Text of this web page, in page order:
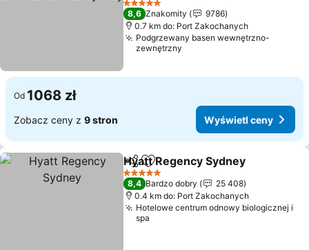
5 Kategoria
8,6 Znakomity
9786
0.7 km do: Port Zakochanych
Podgrzewany basen wewnętrzno-
zewnętrzny
Od 1068 zł
Zobacz ceny z 9 stron Wyświetl ceny
Udostępnij
Dodaj do ulubionych
Hyatt Regency Sydney
5 Kategoria
8,4 Bardzo dobry
25 408
0.4 km do: Port Zakochanych
Hotelowe centrum odnowy biologicznej i
spa